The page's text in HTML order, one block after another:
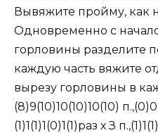
Вывяжите пройму, как
Одновременно с
горловины разделите
каждую часть вяжите
вырезу горловины в
(8)9(10)10(10)10(10)
(1)1(1)1(0)1(1)раз х З